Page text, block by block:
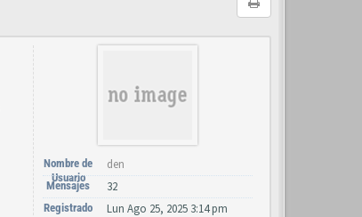
Nombre de
Usuario
den
Mensajes 32
Registrado Lun Ago 25, 2025 3:14 pm